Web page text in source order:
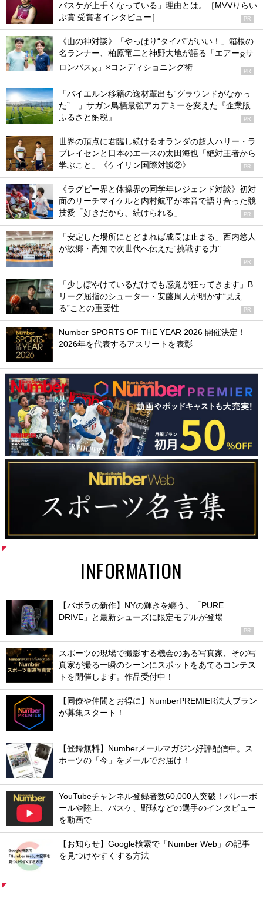
バスケが上手くなっている」理由とは。［MVVりらい
ぶ賞 受賞者インタビュー］
PR
《山の神対談》「やっぱり“タイパ”がいい！」箱根の
名ランナー、柏原竜二と神野大地が語る「エアー®サ
ロンパス® 」×コンディショニング術 PR
「バイエルン移籍の逸材輩出も“グラウンドがなかっ
た”…」サガン鳥栖最強アカデミーを変えた『企業版
ふるさと納税』
PR
世界の頂点に君臨し続けるオランダの超人ハリー・ラ
ブレイセンと日本のエースの太田海也「絶対王者から
学ぶこと」《ケイリン国際対談②》
PR
《ラグビー界と体操界の同学年レジェンド対談》初対
面のリーチマイケルと内村航平が本音で語り合った競
技愛「好きだから、続けられる」
PR
「安定した場所にとどまれば成長は止まる」西内悠人
が故郷・高知で次世代へ伝えた“挑戦する力”
PR
「少しぼやけているだけでも感覚が狂ってきます」B
リーグ屈指のシューター・安藤周人が明かす“見え
る”ことの重要性
PR
Number SPORTS OF THE YEAR 2026 開催決定！
2026年を代表するアスリートを表彰
INFORMATION
【バボラの新作】NYの輝きを纏う。「PURE
DRIVE」と最新シューズに限定モデルが登場
PR
スポーツの現場で撮影する機会のある写真家、その写
真家が撮る一瞬のシーンにスポットをあてるコンテス
トを開催します。作品受付中！
【同僚や仲間とお得に】NumberPREMIER法人プラン
が募集スタート！
【登録無料】Numberメールマガジン好評配信中。ス
ポーツの「今」をメールでお届け！
YouTubeチャンネル登録者数60,000人突破！バレーボ
ールや陸上、バスケ、野球などの選手のインタビュー
を動画で
【お知らせ】Google検索で「Number Web」の記事
を見つけやすくする方法